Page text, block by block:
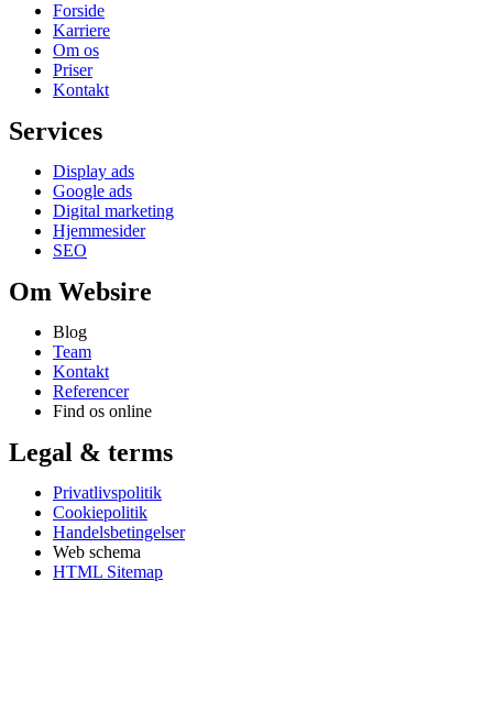
Forside
Karriere
Om os
Priser
Kontakt
Services
Display ads
Google ads
Digital marketing
Hjemmesider
SEO
Om Websire
Blog
Team
Kontakt
Referencer
Find os online
Legal & terms
Privatlivspolitik
Cookiepolitik
Handelsbetingelser
Web schema
HTML Sitemap